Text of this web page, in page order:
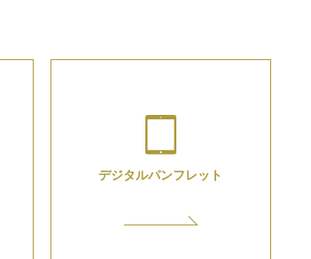
デジタルパンフレット